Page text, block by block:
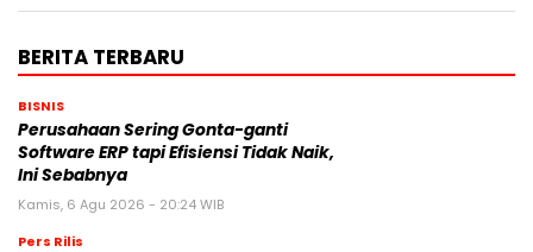
BERITA TERBARU
BISNIS
Perusahaan Sering Gonta-ganti
Software ERP tapi Efisiensi Tidak Naik,
Ini Sebabnya
Kamis, 6 Agu 2026 - 20:24 WIB
Pers Rilis